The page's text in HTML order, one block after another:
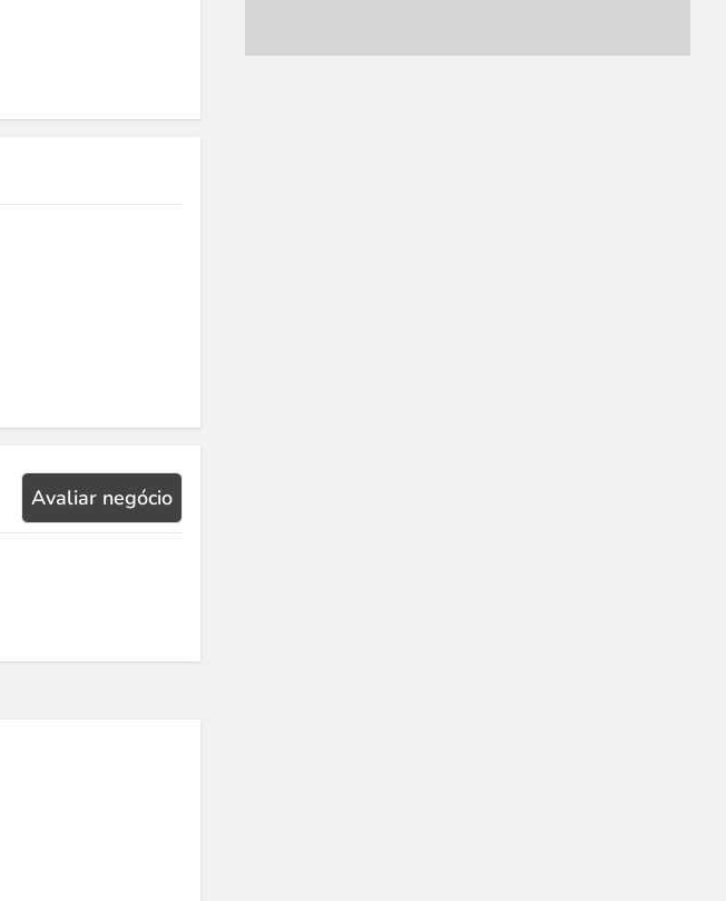
Avaliar negócio